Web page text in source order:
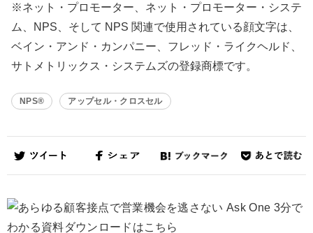
※ネット・プロモーター、ネット・プロモーター・システ
ム、NPS、そして NPS 関連で使用されている顔文字は、
ベイン・アンド・カンパニー、フレッド・ライクヘルド、
サトメトリックス・システムズの登録商標です。
NPS® アップセル・クロスセル